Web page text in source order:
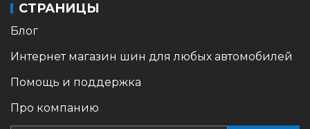
СТРАНИЦЫ
Блог
Интернет магазин шин для любых автомобилей
Помощь и поддержка
Про компанию